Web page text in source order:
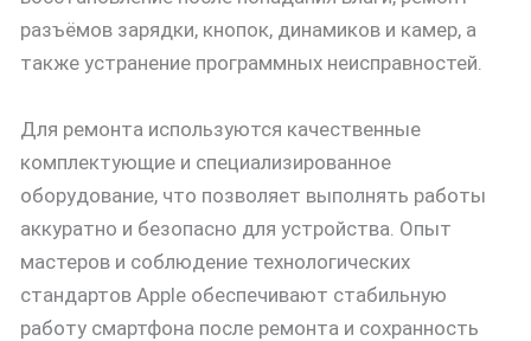
разъёмов зарядки, кнопок, динамиков и камер, а
также устранение программных неисправностей.
Для ремонта используются качественные
комплектующие и специализированное
оборудование, что позволяет выполнять работы
аккуратно и безопасно для устройства. Опыт
мастеров и соблюдение технологических
стандартов Apple обеспечивают стабильную
работу смартфона после ремонта и сохранность